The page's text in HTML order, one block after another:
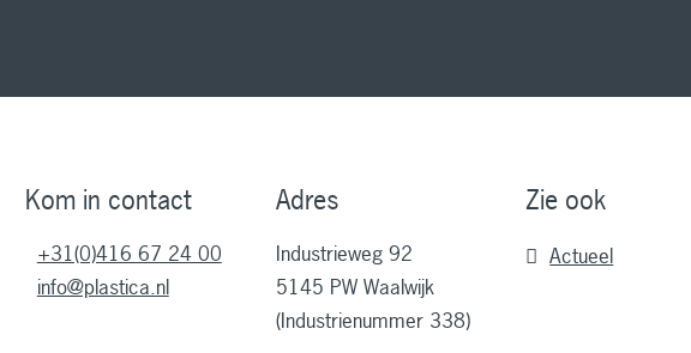
Kom in contact
+31(0)416 67 24 00
info@plastica.nl
Adres
Industrieweg 92
5145 PW Waalwijk
(Industrienummer 338)
Zie ook
Actueel